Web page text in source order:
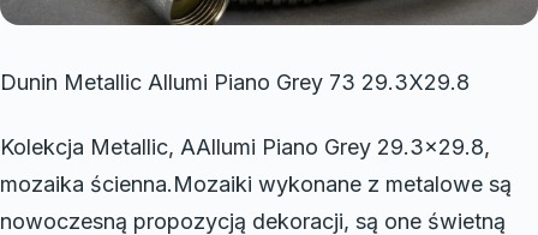
Dunin Metallic Allumi Piano Grey 73 29.3X29.8
Kolekcja Metallic, AAllumi Piano Grey 29.3×29.8,
mozaika ścienna.Mozaiki wykonane z metalowe są
nowoczesną propozycją dekoracji, są one świetną